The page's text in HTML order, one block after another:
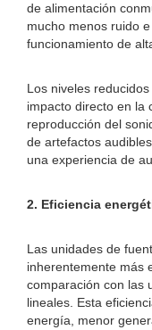
de alimentación
mucho menos ruido
funcionamiento de
Los niveles
impacto directo en la
reproducción del
de artefactos
una experiencia de
2. Eficiencia
Las unidades de
inherentemente más
comparación con las
lineales. Esta
energía, menor